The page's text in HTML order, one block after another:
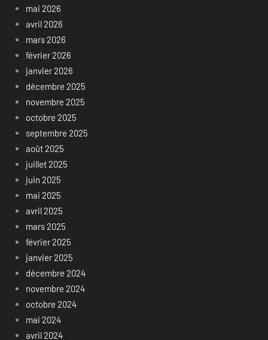
mai 2026
avril 2026
mars 2026
février 2026
janvier 2026
décembre 2025
novembre 2025
octobre 2025
septembre 2025
août 2025
juillet 2025
juin 2025
mai 2025
avril 2025
mars 2025
février 2025
janvier 2025
décembre 2024
novembre 2024
octobre 2024
mai 2024
avril 2024